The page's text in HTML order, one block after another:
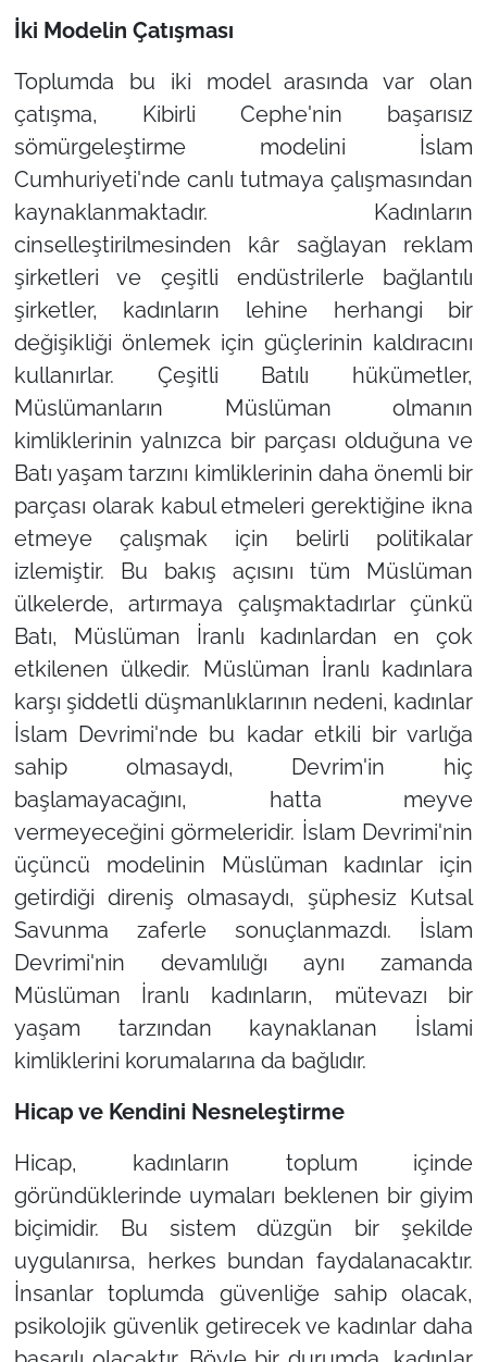
İki Modelin Çatışması
Toplumda bu iki model arasında var olan
çatışma, Kibirli Cephe'nin başarısız
sömürgeleştirme modelini İslam
Cumhuriyeti'nde canlı tutmaya çalışmasından
kaynaklanmaktadır. Kadınların
cinselleştirilmesinden kâr sağlayan reklam
şirketleri ve çeşitli endüstrilerle bağlantılı
şirketler, kadınların lehine herhangi bir
değişikliği önlemek için güçlerinin kaldıracını
kullanırlar. Çeşitli Batılı hükümetler,
Müslümanların Müslüman olmanın
kimliklerinin yalnızca bir parçası olduğuna ve
Batı yaşam tarzını kimliklerinin daha önemli bir
parçası olarak kabul etmeleri gerektiğine ikna
etmeye çalışmak için belirli politikalar
izlemiştir. Bu bakış açısını tüm Müslüman
ülkelerde, artırmaya çalışmaktadırlar çünkü
Batı, Müslüman İranlı kadınlardan en çok
etkilenen ülkedir. Müslüman İranlı kadınlara
karşı şiddetli düşmanlıklarının nedeni, kadınlar
İslam Devrimi'nde bu kadar etkili bir varlığa
sahip olmasaydı, Devrim'in hiç
başlamayacağını, hatta meyve
vermeyeceğini görmeleridir. İslam Devrimi'nin
üçüncü modelinin Müslüman kadınlar için
getirdiği direniş olmasaydı, şüphesiz Kutsal
Savunma zaferle sonuçlanmazdı. İslam
Devrimi'nin devamlılığı aynı zamanda
Müslüman İranlı kadınların, mütevazı bir
yaşam tarzından kaynaklanan İslami
kimliklerini korumalarına da bağlıdır.
Hicap ve Kendini Nesneleştirme
Hicap, kadınların toplum içinde
göründüklerinde uymaları beklenen bir giyim
biçimidir. Bu sistem düzgün bir şekilde
uygulanırsa, herkes bundan faydalanacaktır.
İnsanlar toplumda güvenliğe sahip olacak,
psikolojik güvenlik getirecek ve kadınlar daha